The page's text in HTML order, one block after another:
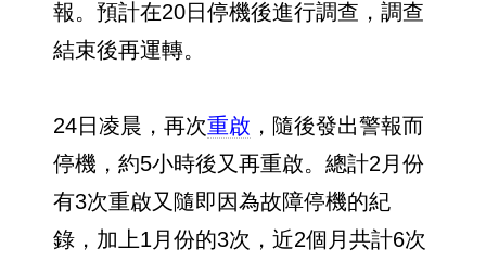
報。預計在20日停機後進行調查，調查
結束後再運轉。
24日凌晨，再次重啟 ，隨後發出警報而
停機，約5小時後又再重啟。總計2月份
有3次重啟又隨即因為故障停機的紀
錄，加上1月份的3次，近2個月共計6次